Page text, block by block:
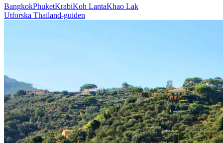
BangkokPhuketKrabiKoh LantaKhao Lak
Utforska Thailand-guiden